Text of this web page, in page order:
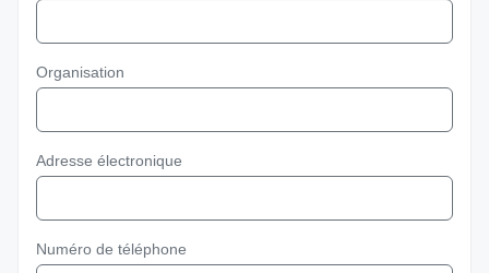
Organisation
Adresse électronique
Numéro de téléphone